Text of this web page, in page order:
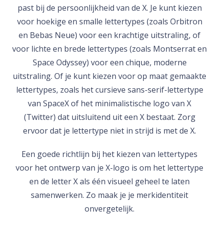
past bij de persoonlijkheid van de X. Je kunt kiezen
voor hoekige en smalle lettertypes (zoals Orbitron
en Bebas Neue) voor een krachtige uitstraling, of
voor lichte en brede lettertypes (zoals Montserrat en
Space Odyssey) voor een chique, moderne
uitstraling. Of je kunt kiezen voor op maat gemaakte
lettertypes, zoals het cursieve sans-serif-lettertype
van SpaceX of het minimalistische logo van X
(Twitter) dat uitsluitend uit een X bestaat. Zorg
ervoor dat je lettertype niet in strijd is met de X.
Een goede richtlijn bij het kiezen van lettertypes
voor het ontwerp van je X-logo is om het lettertype
en de letter X als één visueel geheel te laten
samenwerken. Zo maak je je merkidentiteit
onvergetelijk.